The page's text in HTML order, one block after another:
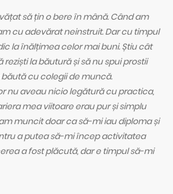
să țin o bere în mână. Când am
cu adevărat neinstruit. Dar cu timpul
la înălțimea celor mai buni. Știu cât
la băutură și să nu spui prostii
cu colegii de muncă.
nu aveau nicio legătură cu practica,
mea viitoare erau pur și simplu
muncit doar ca să-mi iau diploma și
a putea să-mi încep activitatea
a fost plăcută, dar e timpul să-mi